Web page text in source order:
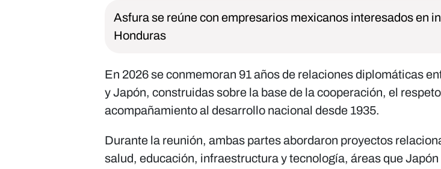
Asfura se reúne con empresarios mexicanos interesados en
Honduras
En 2026 se conmemoran 91 años de relaciones diplomáticas
y Japón, construidas sobre la base de la cooperación, el
acompañamiento al desarrollo nacional desde 1935.
Durante la reunión, ambas partes abordaron proyectos
salud, educación, infraestructura y tecnología, áreas que